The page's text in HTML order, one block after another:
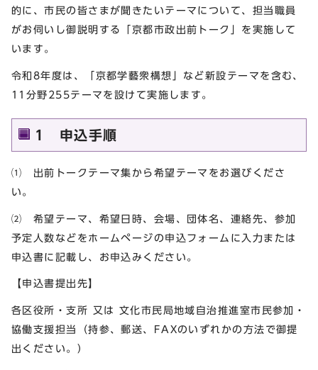
的に、市民の皆さまが聞きたいテーマについて、担当職員
がお伺いし御説明する「京都市政出前トーク」を実施して
います。
令和8年度は、「京都学藝衆構想」など新設テーマを含む、
11分野255テーマを設けて実施します。
1 申込手順
⑴ 出前トークテーマ集から希望テーマをお選びくださ
い。
⑵ 希望テーマ、希望日時、会場、団体名、連絡先、参加
予定人数などをホームページの申込フォームに入力または
申込書に記載し、お申込みください。
【申込書提出先】
各区役所・支所 又は 文化市民局地域自治推進室市民参加・
協働支援担当（持参、郵送、FAXのいずれかの方法で御提
出ください。）